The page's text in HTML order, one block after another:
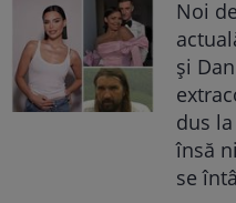
Noi
și
dus
însă
se